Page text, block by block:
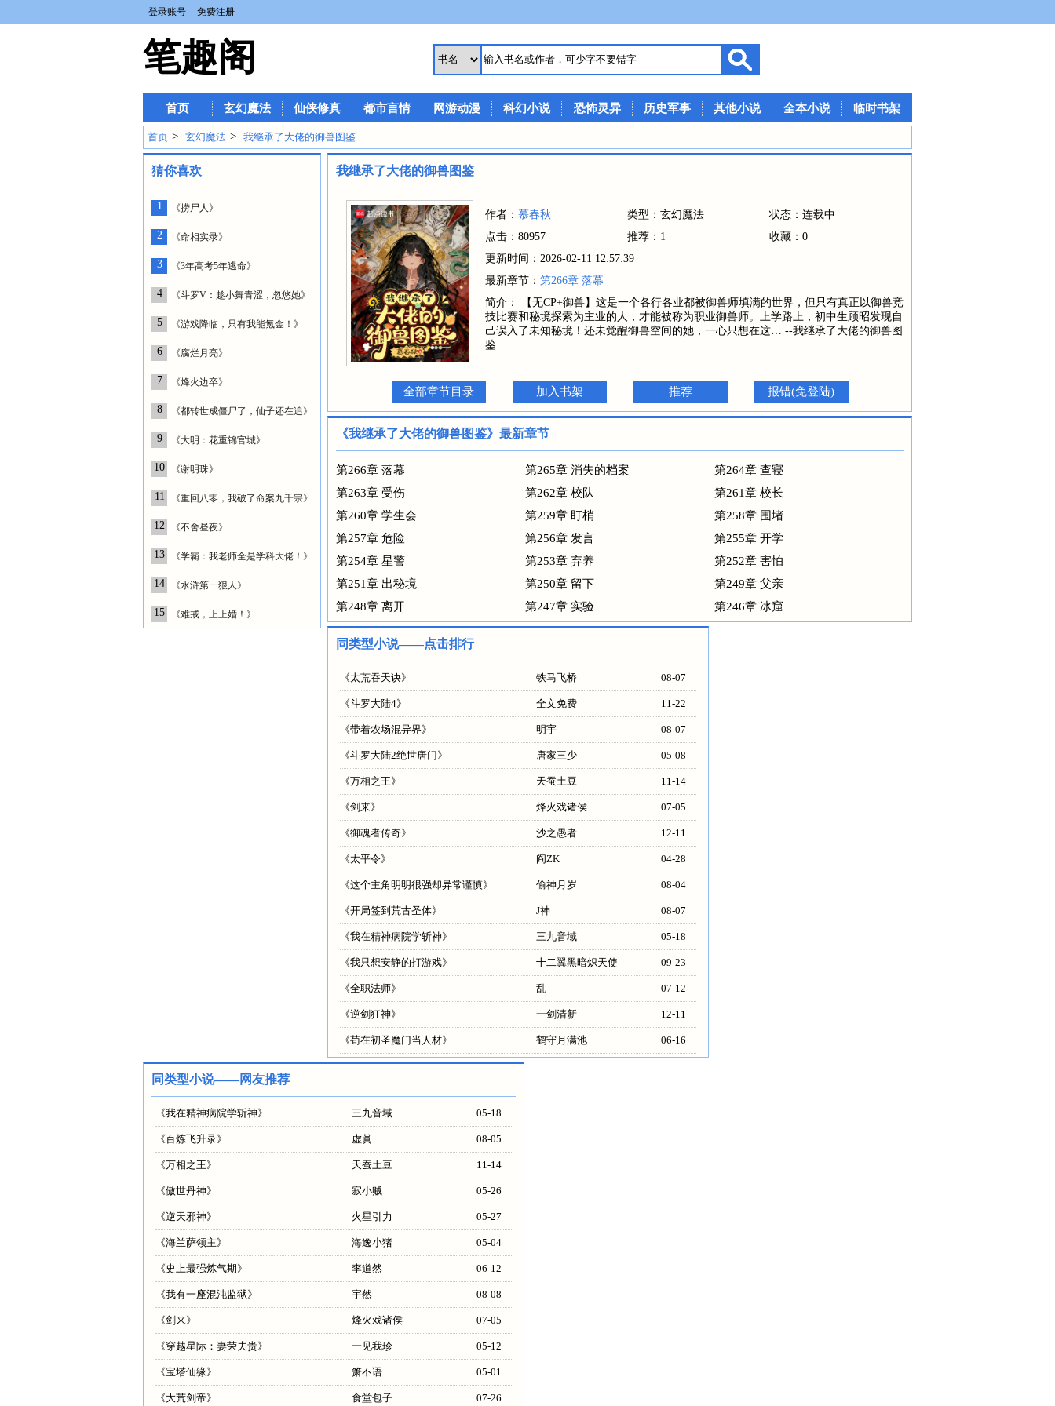
登录账号 免费注册
笔趣阁
首页 玄幻魔法 仙侠修真 都市言情 网游动漫 科幻小说 恐怖灵异 历史军事 其他小说 全本小说 临时书架
首页 > 玄幻魔法 > 我继承了大佬的御兽图鉴
猜你喜欢
1 《捞尸人》
2 《命相实录》
3 《3年高考5年逃命》
4 《斗罗V：趁小舞青涩，忽悠她》
5 《游戏降临，只有我能氪金！》
6 《腐烂月亮》
7 《烽火边卒》
8 《都转世成僵尸了，仙子还在追》
9 《大明：花重锦官城》
10 《谢明珠》
11 《重回八零，我破了命案九千宗》
12 《不舍昼夜》
13 《学霸：我老师全是学科大佬！》
14 《水浒第一狠人》
15 《难戒，上上婚！》
我继承了大佬的御兽图鉴
作者： 慕春秋 类型：玄幻魔法
状态：连载中
点击：80957
推荐：1
收藏：0
更新时间：2026-02-11 12:57:39
最新章节： 第266章 落幕
简介： 【无CP+御兽】这是一个各行各业都被御兽师填满的世界，但只有真正以御兽竞
技比赛和秘境探索为主业的人，才能被称为职业御兽师。上学路上，初中生顾昭发现自
己误入了未知秘境！还未觉醒御兽空间的她，一心只想在这… --我继承了大佬的御兽图
鉴
全部章节目录 加入书架 推荐 报错(免登陆)
《我继承了大佬的御兽图鉴》最新章节
第266章 落幕 第265章 消失的档案
第264章 查寝
第263章 受伤
第262章 校队
第261章 校长
第260章 学生会
第259章 盯梢
第258章 围堵
第257章 危险
第256章 发言
第255章 开学
第254章 星警
第253章 弃养
第252章 害怕
第251章 出秘境
第250章 留下
第249章 父亲
第248章 离开
第247章 实验 第246章 冰窟
同类型小说——点击排行
《太荒吞天诀》 铁马飞桥 08-07
《斗罗大陆4》 全文免费 11-22
《带着农场混异界》 明宇 08-07
《斗罗大陆2绝世唐门》 唐家三少 05-08
《万相之王》 天蚕土豆 11-14
《剑来》 烽火戏诸侯 07-05
《御魂者传奇》 沙之愚者 12-11
《太平令》 阎ZK 04-28
《这个主角明明很强却异常谨慎》 偷神月岁 08-04
《开局签到荒古圣体》 J神 08-07
《我在精神病院学斩神》 三九音域 05-18
《我只想安静的打游戏》 十二翼黑暗炽天使 09-23
《全职法师》 乱 07-12
《逆剑狂神》 一剑清新 12-11
《苟在初圣魔门当人材》 鹤守月满池 06-16
同类型小说——网友推荐
《我在精神病院学斩神》 三九音域 05-18
《百炼飞升录》 虚眞 08-05
《万相之王》 天蚕土豆 11-14
《傲世丹神》 寂小贼 05-26
《逆天邪神》 火星引力 05-27
《海兰萨领主》 海逸小猪 05-04
《史上最强炼气期》 李道然 06-12
《我有一座混沌监狱》 宇然 08-08
《剑来》 烽火戏诸侯 07-05
《穿越星际：妻荣夫贵》 一见我珍 05-12
《宝塔仙缘》 箫不语 05-01
《大荒剑帝》 食堂包子 07-26